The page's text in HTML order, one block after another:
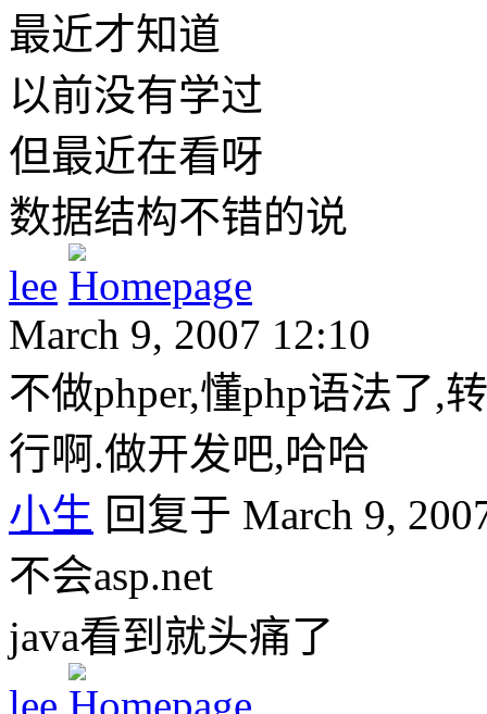
最近才知道
以前没有学过
但最近在看呀
数据结构不错的说
lee
March 9, 2007 12:10
不做phper,懂php语法了,
行啊.做开发吧,哈哈
小生 回复于 March 9,
不会asp.net
java看到就头痛了
lee